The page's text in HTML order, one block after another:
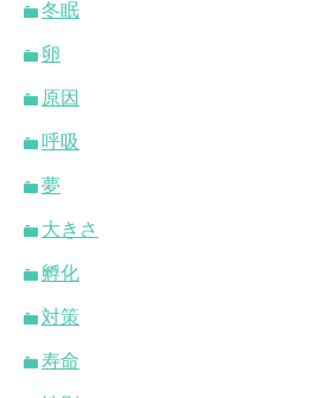
冬眠
卵
原因
呼吸
夢
大きさ
孵化
対策
寿命